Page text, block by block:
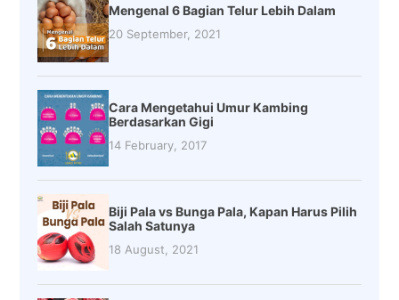
Mengenal 6 Bagian Telur Lebih Dalam
20 September, 2021
Cara Mengetahui Umur Kambing
Berdasarkan Gigi
14 February, 2017
Biji Pala vs Bunga Pala, Kapan Harus Pilih
Salah Satunya
18 August, 2021